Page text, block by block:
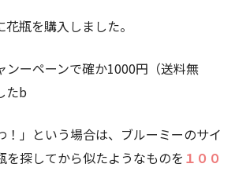
瓶を購入しました。
ンーペーンで確か1000円（送料無
たb
！」という場合は、ブルーミーのサイ
を探してから似たようなものを １００